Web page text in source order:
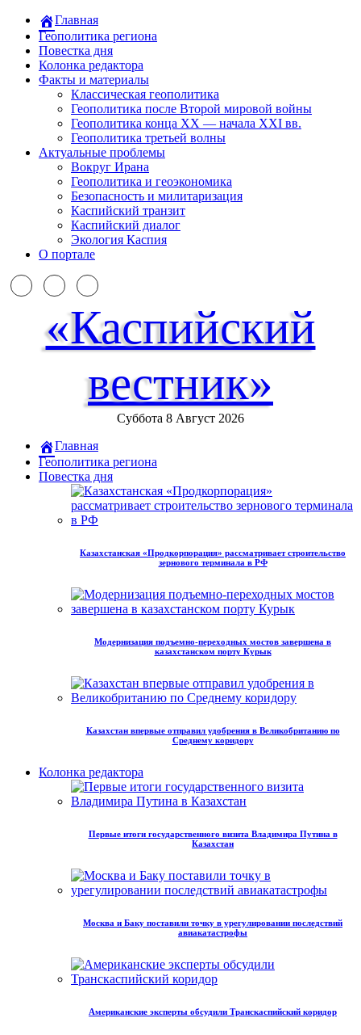
Главная
Геополитика региона
Повестка дня
Колонка редактора
Факты и материалы
Классическая геополитика
Геополитика после Второй мировой войны
Геополитика конца XX — начала XXI вв.
Геополитика третьей волны
Актуальные проблемы
Вокруг Ирана
Геополитика и геоэкономика
Безопасность и милитаризация
Каспийский транзит
Каспийский диалог
Экология Каспия
О портале
«Каспийский
вестник»
Суббота 8 Август 2026
Главная
Геополитика региона
Повестка дня
Казахстанская «Продкорпорация» рассматривает строительство
зернового терминала в РФ
Модернизация подъемно-переходных мостов завершена в
казахстанском порту Курык
Казахстан впервые отправил удобрения в Великобританию по
Среднему коридору
Колонка редактора
Первые итоги государственного визита Владимира Путина в
Казахстан
Москва и Баку поставили точку в урегулировании последствий
авиакатастрофы
Американские эксперты обсудили Транскаспийский коридор